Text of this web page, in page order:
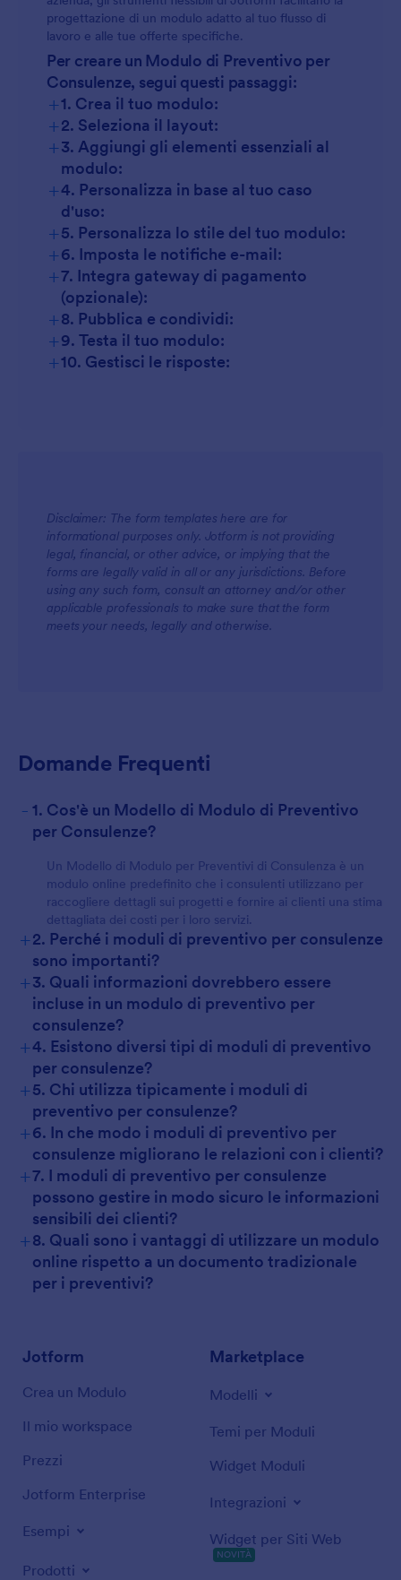
progettazione di un modulo adatto al tuo flusso di
lavoro e alle tue offerte specifiche.
Per creare un Modulo di Preventivo per
Consulenze, segui questi passaggi:
+1. Crea il tuo modulo:
+2. Seleziona il layout:
+3. Aggiungi gli elementi essenziali al
modulo:
+4. Personalizza in base al tuo caso
d'uso:
+5. Personalizza lo stile del tuo modulo:
+6. Imposta le notifiche e-mail:
+7. Integra gateway di pagamento
(opzionale):
+8. Pubblica e condividi:
+9. Testa il tuo modulo:
+10. Gestisci le risposte:
Disclaimer: The form templates here are for
informational purposes only. Jotform is not providing
legal, financial, or other advice, or implying that the
forms are legally valid in all or any jurisdictions. Before
using any such form, consult an attorney and/or other
applicable professionals to make sure that the form
meets your needs, legally and otherwise.
Domande Frequenti
- 1. Cos'è un Modello di Modulo di Preventivo
per Consulenze?
Un Modello di Modulo per Preventivi di Consulenza è un
modulo online predefinito che i consulenti utilizzano per
raccogliere dettagli sui progetti e fornire ai clienti una stima
dettagliata dei costi per i loro servizi.
+2. Perché i moduli di preventivo per consulenze
sono importanti?
+3. Quali informazioni dovrebbero essere
incluse in un modulo di preventivo per
consulenze?
+4. Esistono diversi tipi di moduli di preventivo
per consulenze?
+5. Chi utilizza tipicamente i moduli di
preventivo per consulenze?
+6. In che modo i moduli di preventivo per
consulenze migliorano le relazioni con i clienti?
+7. I moduli di preventivo per consulenze
possono gestire in modo sicuro le informazioni
sensibili dei clienti?
+8. Quali sono i vantaggi di utilizzare un modulo
online rispetto a un documento tradizionale
per i preventivi?
Jotform
Crea un Modulo
Il mio workspace
Prezzi
Jotform Enterprise
Esempi
Prodotti
Marketplace
Modelli
Temi per Moduli
Widget Moduli
Integrazioni
Widget per Siti Web
NOVITÀ